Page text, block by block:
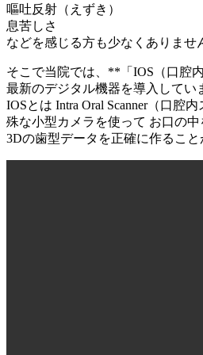
嘔吐反射（えずき）
息苦しさ
などを感じる方も少なくありませ
そこで当院では、**「IOS（口腔
最新のデジタル機器を導入してい
IOSとは Intra Oral Scanner（口腔
殊な小型カメラを使って お口の中
3Dの歯型データを正確に作ること